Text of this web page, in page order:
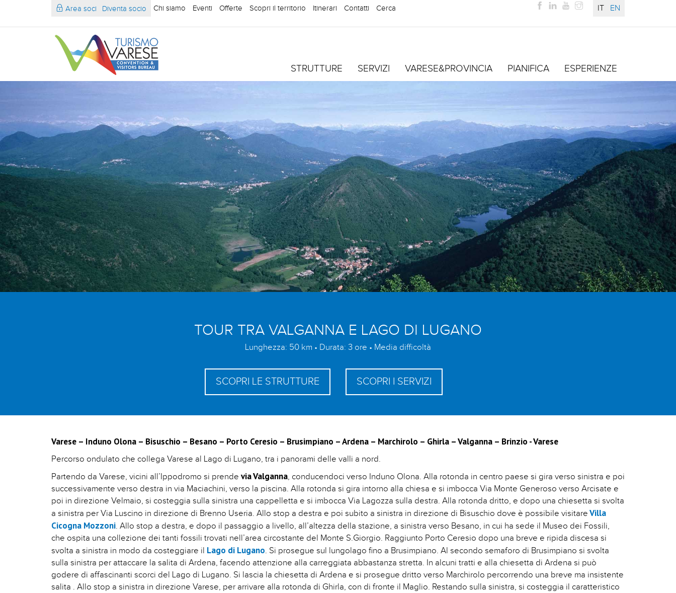
IT EN
Area soci Diventa socio Chi siamo Eventi Offerte Scopri il territorio Itinerari Contatti Cerca
STRUTTURE SERVIZI VARESE&PROVINCIA PIANIFICA ESPERIENZE
TOUR TRA VALGANNA E LAGO DI LUGANO
Lunghezza: 50 km • Durata: 3 ore • Media difficoltà
SCOPRI LE STRUTTURE SCOPRI I SERVIZI
Varese – Induno Olona – Bisuschio – Besano – Porto Ceresio – Brusimpiano – Ardena – Marchirolo – Ghirla – Valganna – Brinzio - Varese
Percorso ondulato che collega Varese al Lago di Lugano, tra i panorami delle valli a nord.
Partendo da Varese, vicini all’Ippodromo si prende via Valganna, conducendoci verso Induno Olona. Alla rotonda in centro paese si gira verso sinistra e poi
successivamente verso destra in via Maciachini, verso la piscina. Alla rotonda si gira intorno alla chiesa e si imbocca Via Monte Generoso verso Arcisate e
poi in direzione Velmaio, si costeggia sulla sinistra una cappelletta e si imbocca Via Lagozza sulla destra. Alla rotonda dritto, e dopo una chiesetta si svolta
a sinistra per Via Luscino in direzione di Brenno Useria. Allo stop a destra e poi subito a sinistra in direzione di Bisuschio dove è possibile visitare Villa
Cicogna Mozzoni. Allo stop a destra, e dopo il passaggio a livello, all’altezza della stazione, a sinistra verso Besano, in cui ha sede il Museo dei Fossili,
che ospita una collezione dei tanti fossili trovati nell’area circostante del Monte S.Giorgio. Raggiunto Porto Ceresio dopo una breve e ripida discesa si
svolta a sinistra in modo da costeggiare il Lago di Lugano. Si prosegue sul lungolago fino a Brusimpiano. Al secondo semaforo di Brusimpiano si svolta
sulla sinistra per attaccare la salita di Ardena, facendo attenzione alla carreggiata abbastanza stretta. In alcuni tratti e alla chiesetta di Ardena si può
godere di affascinanti scorci del Lago di Lugano. Si lascia la chiesetta di Ardena e si prosegue dritto verso Marchirolo percorrendo una breve ma insistente
salita . Allo stop a sinistra in direzione Varese, per arrivare alla rotonda di Ghirla, con di fronte il Maglio. Restando sulla sinistra, si costeggia il caratteristico